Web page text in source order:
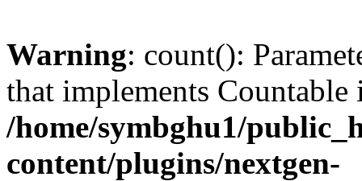
Warning: count():
that implements Countable
/home/symbghu1/
content/plugins/nextgen-